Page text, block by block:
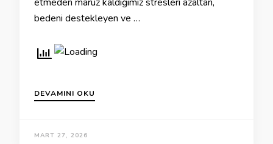
bedeni destekleyen ve …
DEVAMINI OKU
MART 27, 2026